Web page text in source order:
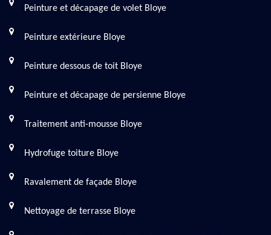
Peinture et décapage de volet Bloye
Peinture extérieure Bloye
Peinture dessous de toit Bloye
Peinture et décapage de persienne Bloye
Traitement anti-mousse Bloye
Hydrofuge toiture Bloye
Ravalement de façade Bloye
Nettoyage de terrasse Bloye